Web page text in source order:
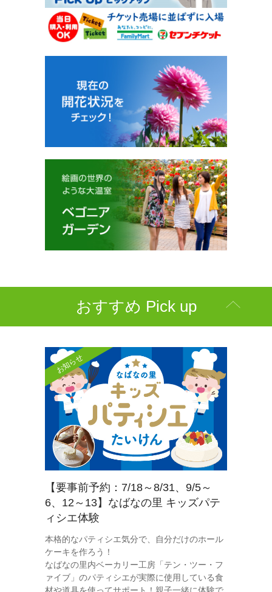
おすすめ Pick up
お知らせ
【要事前予約：7/18～8/31、9/5～
6、12～13】なばなの里 キッズパテ
ィシエ体験
本格的なパティシエ気分で、自分だけのホール
ケーキを作ろう！
なばなの里内ベーカリー工房「テン・ツー・フ
ァイブ」のパティシエが実際に使用している食
材や道具を使ってサポート！親子一緒に体験で